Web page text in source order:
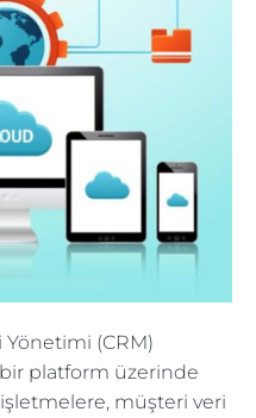
(CRM)
platform üzerinde
işletmelere, müşteri veri